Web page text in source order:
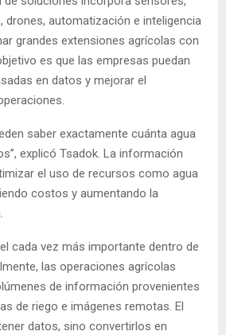
drones, automatización e inteligencia
grandes extensiones agrícolas con
es que las empresas puedan
en datos y mejorar el
saber exactamente cuánta agua
explicó Tsadok. La información
el uso de recursos como agua
costos y aumentando la
cada vez más importante dentro de
las operaciones agrícolas
de información provenientes
de riego e imágenes remotas. El
datos, sino convertirlos en